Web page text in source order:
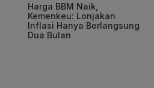
Harga BBM Naik,
Kemenkeu: Lonjakan
Inflasi Hanya Berlangsung
Dua Bulan